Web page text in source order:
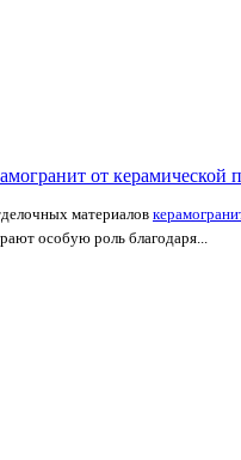
от керамической
материалов
особую роль благодаря...